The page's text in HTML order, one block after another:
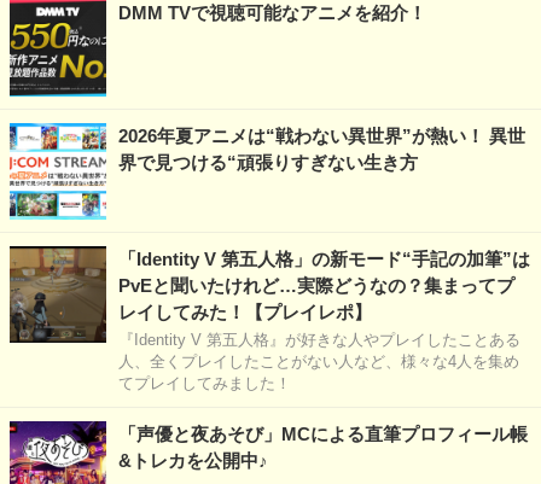
DMM TVで視聴可能なアニメを紹介！
2026年夏アニメは“戦わない異世界”が熱い！ 異世
界で見つける“頑張りすぎない生き方
「Identity V 第五人格」の新モード“手記の加筆”は
PvEと聞いたけれど…実際どうなの？集まってプ
レイしてみた！【プレイレポ】
『Identity V 第五人格』が好きな人やプレイしたことある
人、全くプレイしたことがない人など、様々な4人を集め
てプレイしてみました！
「声優と夜あそび」MCによる直筆プロフィール帳
&トレカを公開中♪